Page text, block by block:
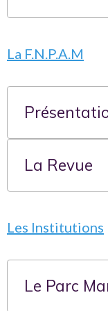
La CML ne rédige
Le bar
une mobilisation
Grâce à sa
La F.N.P.A.M
La Revue
Les Institutions
Le Parc